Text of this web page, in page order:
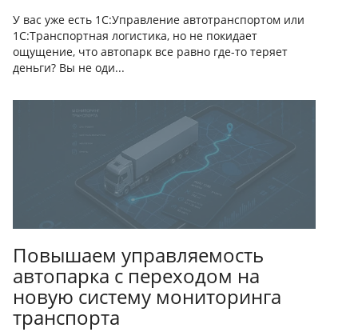
У вас уже есть 1С:Управление автотранспортом или
1С:Транспортная логистика, но не покидает
ощущение, что автопарк все равно где-то теряет
деньги? Вы не оди...
Повышаем управляемость
автопарка с переходом на
новую систему мониторинга
транспорта